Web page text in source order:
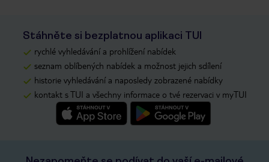
Stáhněte si bezplatnou aplikaci TUI
rychlé vyhledávání a prohlížení nabídek
seznam oblíbených nabídek a možnost jejich sdílení
historie vyhledávání a naposledy zobrazené nabídky
kontakt s TUI a všechny informace o tvé rezervaci v myTUI